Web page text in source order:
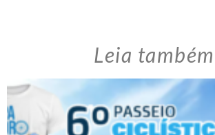
Leia também